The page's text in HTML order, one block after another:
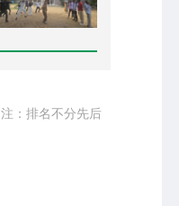
注：排名不分先后